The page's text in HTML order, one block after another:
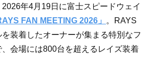
年4月19日に富士スピードウェイ
FAN MEETING 2026」
。RAYS
装着したオーナーが集まる特別なフ
、会場には800台を超えるレイズ装着